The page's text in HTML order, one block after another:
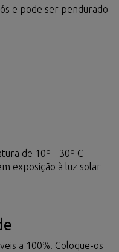
e pode ser pendurado
de 10º - 30º C
exposição à luz solar
a 100%. Coloque-os